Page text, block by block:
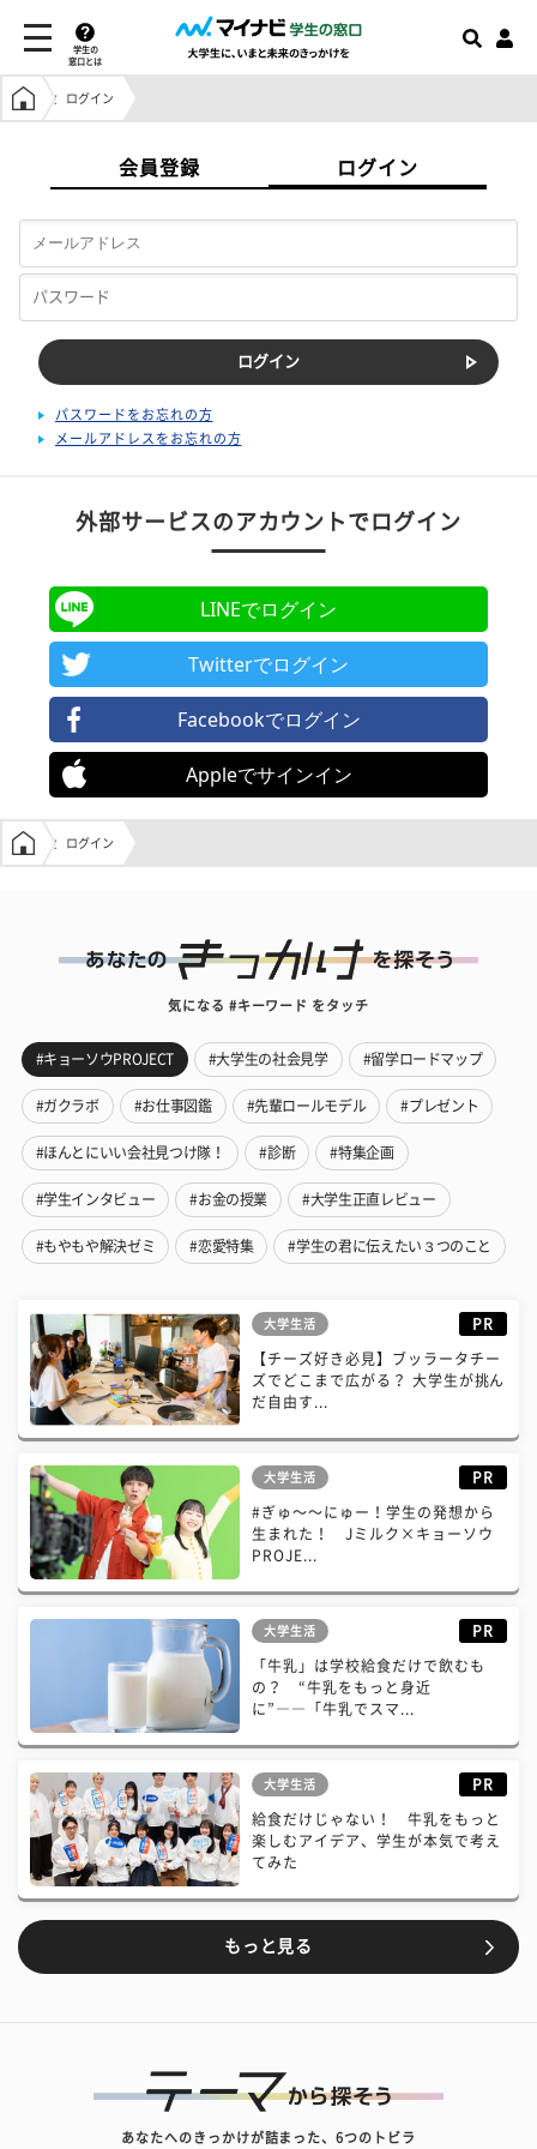
学生の
窓口とは
学生の窓口トップ
ログイン
会員登録 ログイン
パスワードをお忘れの方
メールアドレスをお忘れの方
外部サービスのアカウントでログイン
LINEでログイン
Twitterでログイン
Facebookでログイン
Appleでサインイン
学生の窓口トップ
ログイン
気になる #キーワード をタッチ
#キョーソウPROJECT #大学生の社会見学 #留学ロードマップ
#ガクラボ #お仕事図鑑 #先輩ロールモデル #プレゼント
#ほんとにいい会社見つけ隊！ #診断 #特集企画
#学生インタビュー #お金の授業 #大学生正直レビュー
#もやもや解決ゼミ #恋愛特集 #学生の君に伝えたい３つのこと
大学生活 PR
【チーズ好き必見】ブッラータチー
ズでどこまで広がる？ 大学生が挑ん
だ自由す...
大学生活 PR
#ぎゅ〜〜にゅー！学生の発想から
生まれた！ Jミルク×キョーソウ
PROJE...
大学生活 PR
「牛乳」は学校給食だけで飲むも
の？ “牛乳をもっと身近
に”――「牛乳でスマ...
大学生活 PR
給食だけじゃない！ 牛乳をもっと
楽しむアイデア、学生が本気で考え
てみた
もっと見る
あなたへのきっかけが詰まった、6つのトビラ